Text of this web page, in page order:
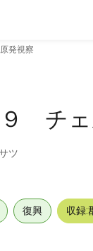
発視察
９ チ
ツ
復興 収録: